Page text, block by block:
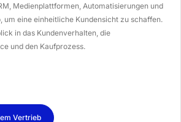
Medienplattformen, Automatisierungen und
um eine einheitliche Kundensicht zu schaffen.
in das Kundenverhalten, die
und den Kaufprozess.
Vertrieb